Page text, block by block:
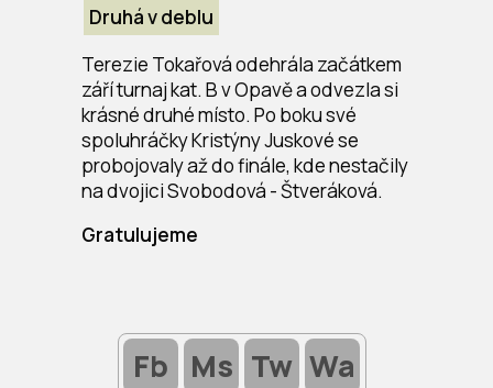
Druhá v deblu
Terezie Tokařová odehrála začátkem
září turnaj kat. B v Opavě a odvezla si
krásné druhé místo. Po boku své
spoluhráčky Kristýny Juskové se
probojovaly až do finále, kde nestačily
na dvojici Svobodová - Štveráková.
Gratulujeme
Wa
Tw
Ms
Fb